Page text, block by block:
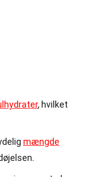
, hvilket
mængde